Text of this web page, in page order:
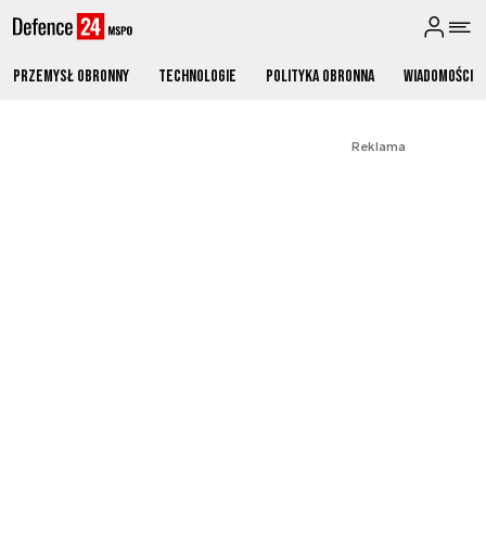
Przemysł obronny Technologie Polityka obronna Wiadomości
Reklama